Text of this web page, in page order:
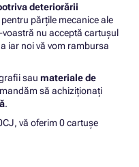
deteriorării
pentru părțile mecanice ale
nu acceptă cartușul
iar noi vă vom rambursa
sau materiale de
să achiziționați
.
vă oferim 0 cartușe